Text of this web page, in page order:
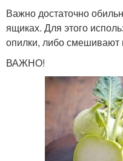
Важно достаточно
ящиках. Для этого
опилки, либо
ВАЖНО!